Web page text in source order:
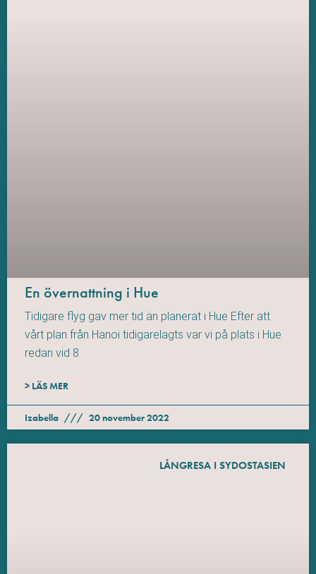
En övernattning i Hue
Tidigare flyg gav mer tid än planerat i Hue Efter att
vårt plan från Hanoi tidigarelagts var vi på plats i Hue
redan vid 8
> LÄS MER
Izabella 20 november 2022
LÅNGRESA I SYDOSTASIEN